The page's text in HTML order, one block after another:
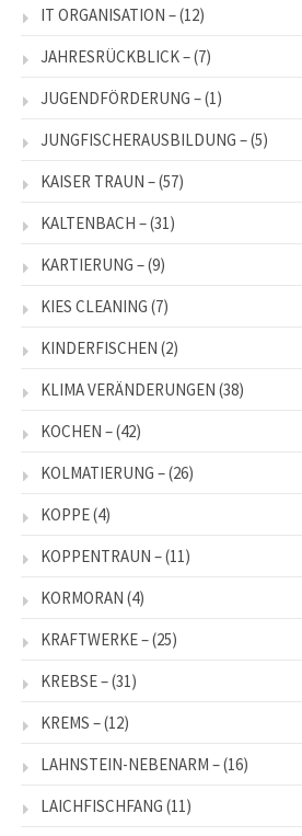
IT ORGANISATION –(12)
JAHRESRÜCKBLICK –(7)
JUGENDFÖRDERUNG –(1)
JUNGFISCHERAUSBILDUNG –(5)
KAISER TRAUN –(57)
KALTENBACH –(31)
KARTIERUNG –(9)
KIES CLEANING (7)
KINDERFISCHEN (2)
KLIMA VERÄNDERUNGEN (38)
KOCHEN –(42)
KOLMATIERUNG –(26)
KOPPE(4)
KOPPENTRAUN –(11)
KORMORAN (4)
KRAFTWERKE –(25)
KREBSE –(31)
KREMS –(12)
LAHNSTEIN-NEBENARM –(16)
LAICHFISCHFANG (11)